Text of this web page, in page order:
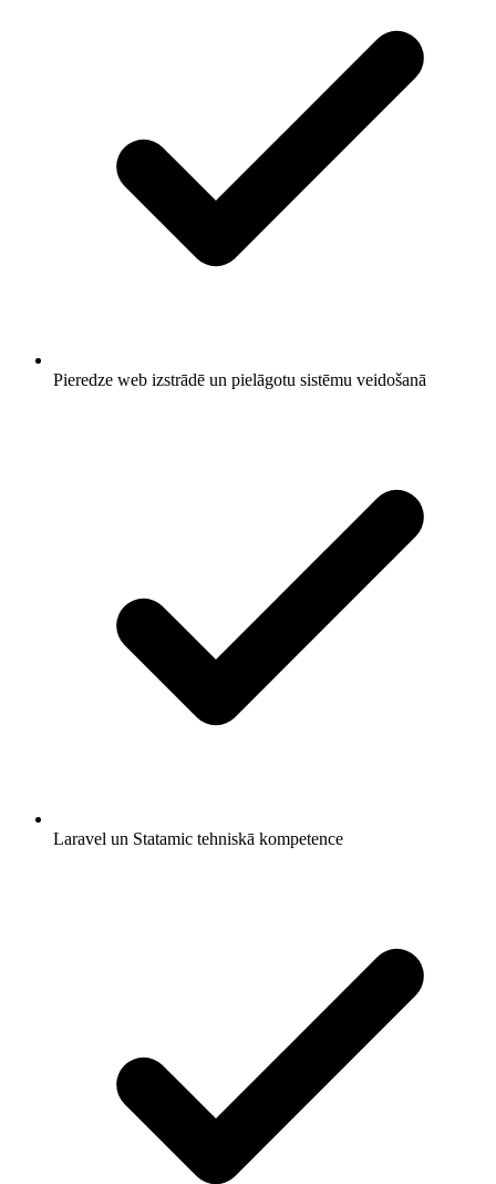
Pieredze web izstrādē un pielāgotu sistēmu veidošanā
Laravel un Statamic tehniskā kompetence